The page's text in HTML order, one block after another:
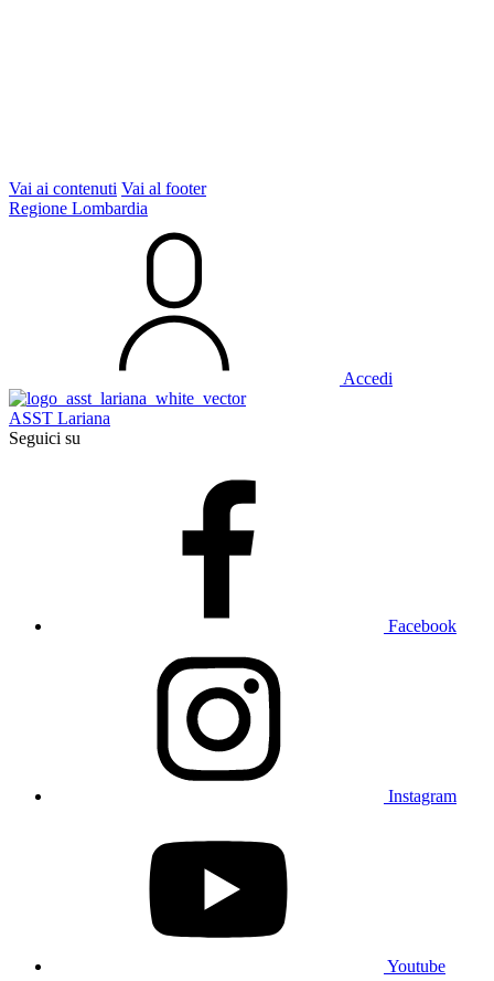
Vai ai contenuti Vai al footer
Regione Lombardia
Accedi
ASST Lariana
Seguici su
Facebook
Instagram
Youtube